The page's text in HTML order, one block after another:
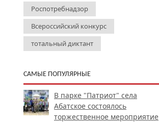
Роспотребнадзор
Всероссийский конкурс
тотальный диктант
САМЫЕ ПОПУЛЯРНЫЕ
В парке "Патриот" села
Абатское состоялось
торжественное мероприятие